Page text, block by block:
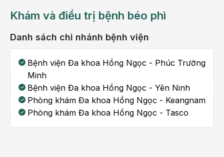
Khám và điều trị bệnh béo phì
Danh sách chi nhánh bệnh viện
Bệnh viện Đa khoa Hồng Ngọc - Phúc Trường
Minh
Bệnh viện Đa khoa Hồng Ngọc - Yên Ninh
Phòng khám Đa khoa Hồng Ngọc - Keangnam
Phòng khám Đa khoa Hồng Ngọc - Tasco